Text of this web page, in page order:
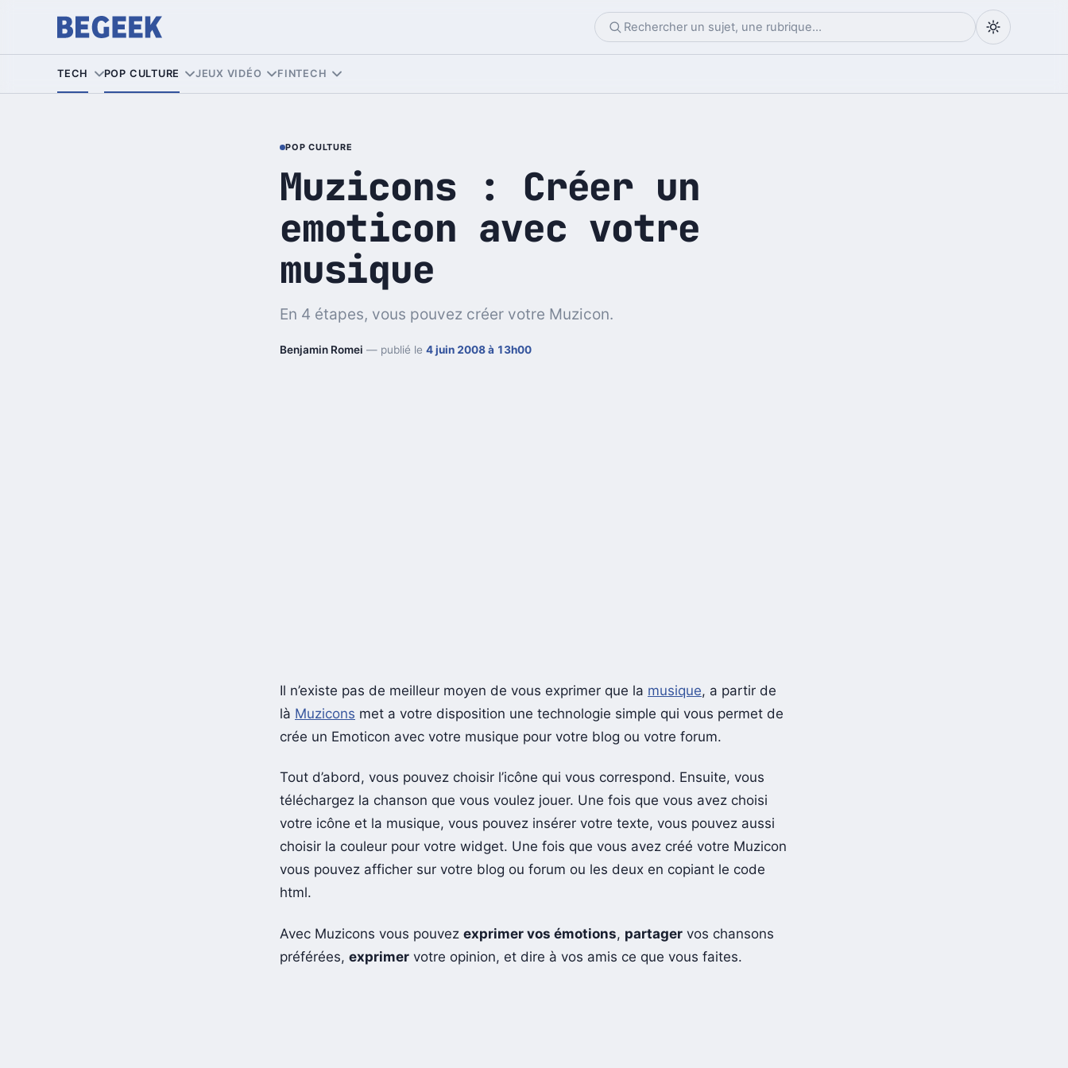
TECH POP CULTURE JEUX VIDÉO FINTECH
POP CULTURE
Muzicons : Créer un
emoticon avec votre
musique
En 4 étapes, vous pouvez créer votre Muzicon.
Benjamin Romei — publié le 4 juin 2008 à 13h00
Il n’existe pas de meilleur moyen de vous exprimer que la musique, a partir de
là Muzicons met a votre disposition une technologie simple qui vous permet de
crée un Emoticon avec votre musique pour votre blog ou votre forum.
Tout d’abord, vous pouvez choisir l’icône qui vous correspond. Ensuite, vous
téléchargez la chanson que vous voulez jouer. Une fois que vous avez choisi
votre icône et la musique, vous pouvez insérer votre texte, vous pouvez aussi
choisir la couleur pour votre widget. Une fois que vous avez créé votre Muzicon
vous pouvez afficher sur votre blog ou forum ou les deux en copiant le code
html.
Avec Muzicons vous pouvez exprimer vos émotions, partager vos chansons
préférées, exprimer votre opinion, et dire à vos amis ce que vous faites.